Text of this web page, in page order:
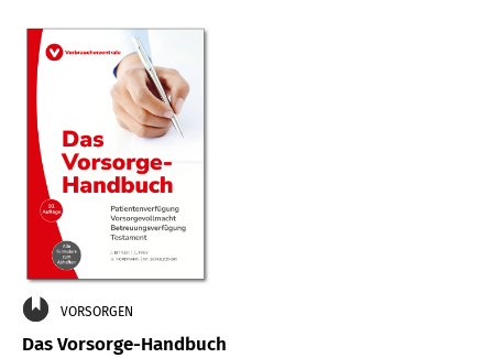
VORSORGEN
Das Vorsorge-Handbuch